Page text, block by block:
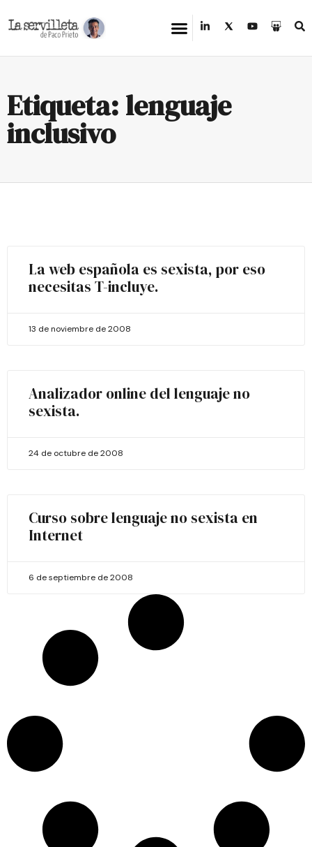
Etiqueta: lenguaje
inclusivo
La web española es sexista, por eso
necesitas T-incluye.
13 de noviembre de 2008
Analizador online del lenguaje no
sexista.
24 de octubre de 2008
Curso sobre lenguaje no sexista en
Internet
6 de septiembre de 2008